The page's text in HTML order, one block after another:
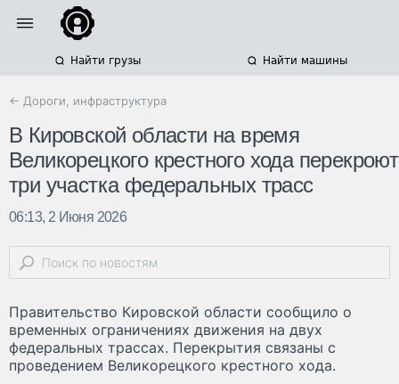
Найти грузы Найти машины
← Дороги, инфраструктура
В Кировской области на время
Великорецкого крестного хода перекроют
три участка федеральных трасс
06:13, 2 Июня 2026
Правительство Кировской области сообщило о
временных ограничениях движения на двух
федеральных трассах. Перекрытия связаны с
проведением Великорецкого крестного хода.